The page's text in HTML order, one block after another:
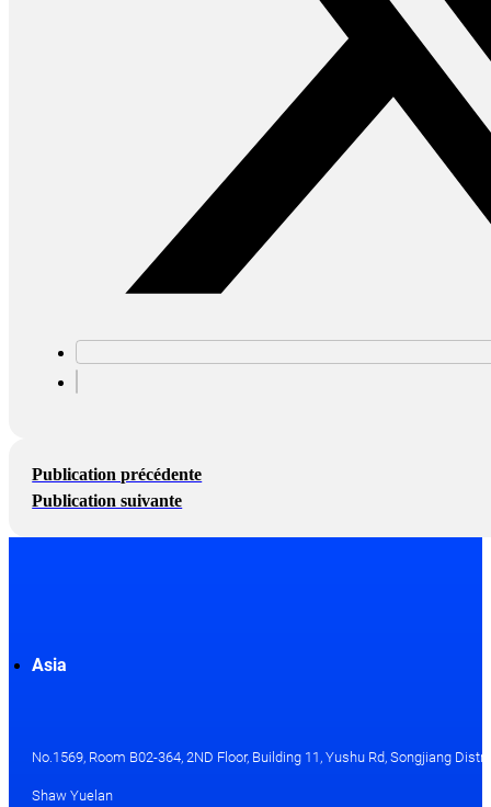
Publication précédente
Publication suivante
Asia
No.1569, Room B02-364, 2ND Floor, Building 11, Yushu Rd, Songjiang
Shaw Yuelan